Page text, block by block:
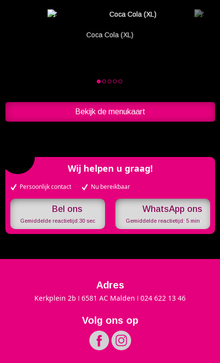
Coca Cola (XL)
Bekijk de menukaart
Wij helpen u graag!
Persoonlijk contact Nu bereikbaar
Gemiddelde reactietijd:30 sec
WhatsApp ons
Gemiddelde reactietijd: 5 min
Adres
Kerkplein 2b 6581 AC Malden 024 622 13 46
Volg ons op